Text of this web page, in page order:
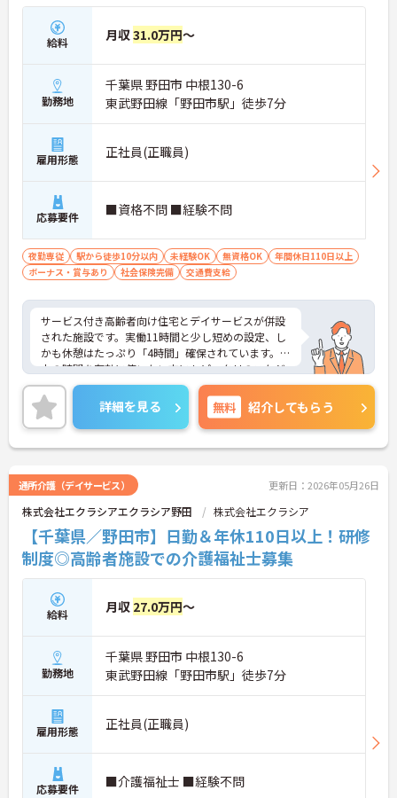
給料 月収31.0万円～
勤務地
千葉県 野田市 中根130-6
東武野田線「野田市駅」徒歩7分
雇用形態 正社員(正職員)
応募要件 ■資格不問 ■経験不問
夜勤専従 駅から徒歩10分以内 未経験OK 無資格OK
年間休日110日以上
ボーナス・賞与あり
社会保険完備 交通費支給
サービス付き高齢者向け住宅とデイサービスが併設
された施設です。実働11時間と少し短めの設定、し
かも休憩はたっぷり「4時間」確保されています。日
中の時間を有効に使いたい方にもピッタリのスケジ
ュールです。
◆「学びたい」という意欲を全力で応援する職場で
す。資格取得支援制度を利用すれば、介護職員初任
者研修や実務者研修などの費用を会社負担で取得可
能です。資格を取得するごとにしっかりと給与に反
◆施設ごとの課題を話し合う「スタッフミーティン
グ」や、利用者様へのケアを考える「ケースカンフ
ァレンス」を実施しています。新人・ベテランに関
係なく意見交換を行い、みんなで解決策を考えるフ
ラットな関係性です。また、虐待防止研修などを通
じて「良いケア・悪いケア」の線引きを明確にし、
職員全員が安心して働ける、誇りを持てる職場環境
づくりに取り組んでいます。
詳細を見る 無料 紹介してもらう
通所介護（デイサービス） 更新日：2026年05月26日
株式会社エクラシアエクラシア野田 株式会社エクラシア
【千葉県／野田市】日勤＆年休110日以上！研修
制度◎高齢者施設での介護福祉士募集
給料 月収 27.0万円～
勤務地
千葉県 野田市 中根130-6
東武野田線「野田市駅」徒歩7分
雇用形態 正社員(正職員)
応募要件 ■介護福祉士 ■経験不問